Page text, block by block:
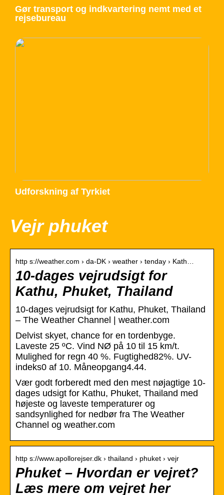
Gør transport og indkvartering nemt med et
rejsebureau
Udforskning af Tyrkiet
Vejr phuket
http s://weather.com › da-DK › weather › tenday › Kath…
10-dages vejrudsigt for
Kathu, Phuket, Thailand
10-dages vejrudsigt for Kathu, Phuket, Thailand
– The Weather Channel | weather.com
Delvist skyet, chance for en tordenbyge.
Laveste 25 ºC. Vind NØ på 10 til 15 km/t.
Mulighed for regn 40 %. Fugtighed82%. UV-
indeks0 af 10. Måneopgang4.44.
Vær godt forberedt med den mest nøjagtige 10-
dages udsigt for Kathu, Phuket, Thailand med
højeste og laveste temperaturer og
sandsynlighed for nedbør fra The Weather
Channel og weather.com
http s://www.apollorejser.dk › thailand › phuket › vejr
Phuket – Hvordan er vejret?
Læs mere om vejret her